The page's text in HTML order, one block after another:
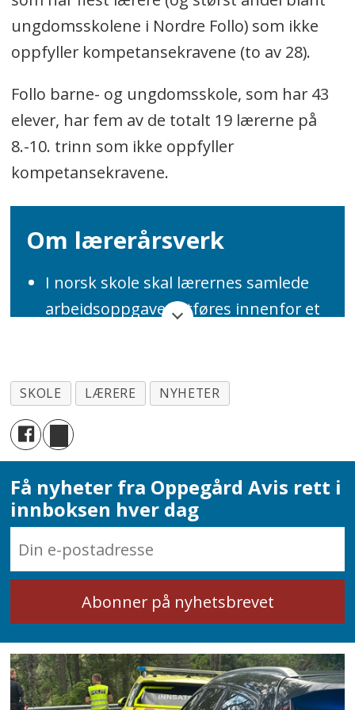
ungdomsskolene i Nordre Follo) som ikke
oppfyller kompetansekravene (to av 28).
Follo barne- og ungdomsskole, som har 43
elever, har fem av de totalt 19 lærerne på
8.-10. trinn som ikke oppfyller
kompetansekravene.
Om lærerårsverk
I norsk skole skal lærernes samlede
arbeidsoppgaver utføres innenfor et
sammenfallende med elevenes
skoleår mens seks dager (45 timer)
brukes til kompetanseutvikling og
Utover dette er lærernes årsverk ikke
delt opp i arbeidstid per uke eller dag,
slik det ofte er i arbeidslivet for øvrig.
Lærere fordelt etter stillingsprosent i
hovedarbeidsforholdet viser at det er
klart vanligst å arbeide heltid (100
prosent stilling).
SKOLE LÆRERE NYHETER
Få nyheter fra Oppegård Avis rett i
innboksen hver dag